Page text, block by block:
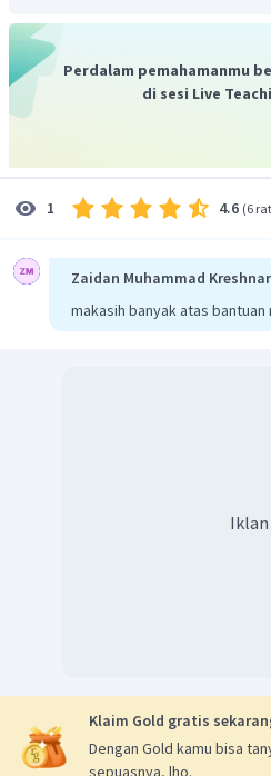
Perdalam pemahamanmu
di sesi Live
1 4.6 (6
Zaidan Muhammad
Iklan
Klaim Gold gratis
Dengan Gold kamu bisa
sepuasnya, lho.